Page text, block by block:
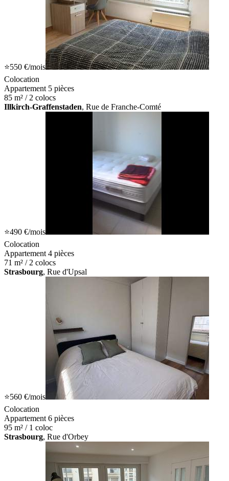
⭐550 €/mois
Colocation
Appartement 5 pièces
85 m² / 2 colocs
Illkirch-Graffenstaden, Rue de Franche-Comté
⭐490 €/mois
Colocation
Appartement 4 pièces
71 m² / 2 colocs
Strasbourg, Rue d'Upsal
⭐560 €/mois
Colocation
Appartement 6 pièces
95 m² / 1 coloc
Strasbourg, Rue d'Orbey